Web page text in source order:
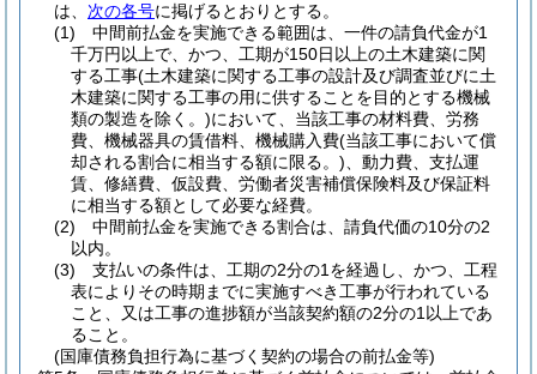
は、 次の各号に掲げるとおりとする。
(1)
中間前払金を実施できる範囲は、一件の請負代金が1
千万円以上で、かつ、工期が150日以上の土木建築に関
する工事(土木建築に関する工事の設計及び調査並びに土
木建築に関する工事の用に供することを目的とする機械
類の製造を除く。)において、当該工事の材料費、労務
費、機械器具の賃借料、機械購入費(当該工事において償
却される割合に相当する額に限る。) 、動力費、支払運
賃、修繕費、仮設費、労働者災害補償保険料及び保証料
に相当する額として必要な経費。
(2)
中間前払金を実施できる割合は、請負代価の10分の2
以内。
(3)
支払いの条件は、工期の2分の1を経過し、かつ、工程
表によりその時期までに実施すべき工事が行われている
こと、又は工事の進捗額が当該契約額の2分の1以上であ
ること。
(国庫債務負担行為に基づく契約の場合の前払金等)